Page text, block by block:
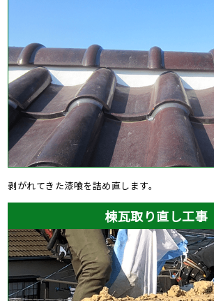
剥がれてきた漆喰を詰め直します。
棟瓦取り直し工事